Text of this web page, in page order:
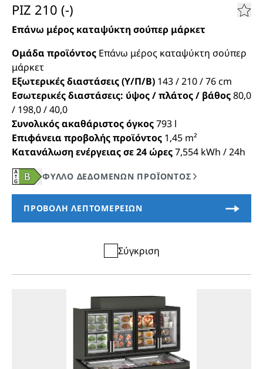
PIZ 210 (-)
Επάνω μέρος καταψύκτη σούπερ μάρκετ
Ομάδα προϊόντος Επάνω μέρος καταψύκτη σούπερ
μάρκετ
Εξωτερικές διαστάσεις (Υ/Π/Β) 143 / 210 / 76cm
Εσωτερικές διαστάσεις: ύψος / πλάτος / βάθος80,0
/ 198,0 / 40,0
Συνολικός ακαθάριστος όγκος793 l
Επιφάνεια προβολής προϊόντος 1,45 m²
Κατανάλωση ενέργειας σε 24 ώρες7,554 kWh / 24h
Σύγκριση